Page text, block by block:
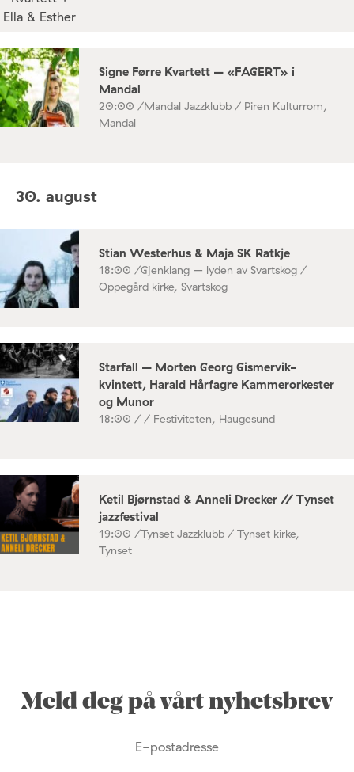
Signe Førre Kvartett – «FAGERT» i
Mandal
20:00 /Mandal Jazzklubb / Piren Kulturrom,
Mandal
30. august
Stian Westerhus & Maja SK Ratkje
18:00 /Gjenklang – lyden av Svartskog /
Oppegård kirke, Svartskog
Starfall – Morten Georg Gismervik-
kvintett, Harald Hårfagre Kammerorkester
og Munor
18:00 / / Festiviteten, Haugesund
Ketil Bjørnstad & Anneli Drecker // Tynset
jazzfestival
19:00 /Tynset Jazzklubb / Tynset kirke,
Tynset
Meld deg på vårt nyhetsbrev